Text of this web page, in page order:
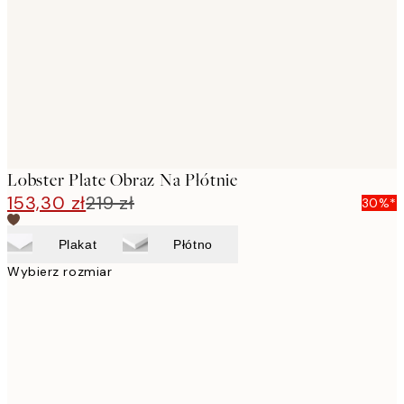
Lobster Plate Obraz Na Płótnie
153,30 zł219 zł 30%*
Plakat Płótno
Wybierz rozmiar